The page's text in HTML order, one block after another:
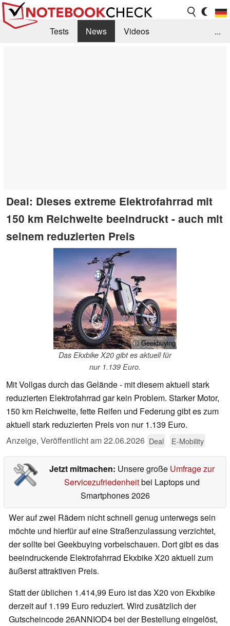
Tests News
Videos
...
Deal: Dieses extreme Elektrofahrrad mit
150 km Reichweite beeindruckt - auch mit
seinem reduzierten Preis
ⓘ Geekbuying
Das Ekxbike X20 gibt es aktuell für
nur 1.139 Euro.
Mit Vollgas durch das Gelände - mit diesem aktuell stark
reduzierten Elektrofahrrad gar kein Problem. Starker Motor,
150 km Reichweite, fette Reifen und Federung gibt es zum
aktuell stark reduzierten Preis von nur 1.139 Euro.
Anzeige, Veröffentlicht am22.06.2026 Deal E-Mobility
Jetzt mitmachen: Unsere große Umfrage zur
Servicezufriedenheitbei Laptops und
Smartphones 2026
Wer auf zwei Rädern nicht schnell genug unterwegs sein
möchte und hierfür auf eine Straßenzulassung verzichtet,
der sollte bei Geekbuying vorbeischauen. Dort gibt es das
beeindruckende Elektrofahrrad Ekxbike X20 aktuell zum
äußerst attraktiven Preis.
Statt der üblichen 1.414,99 Euro ist das X20 von Ekxbike
derzeit auf 1.199 Euro reduziert. Wird zusätzlich der
Gutscheincode 26ANNIOD4 bei der Bestellung eingelöst,